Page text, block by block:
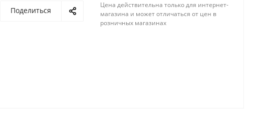
Поделиться
Цена действительна только для интернет-
магазина и может отличаться от цен в
розничных магазинах